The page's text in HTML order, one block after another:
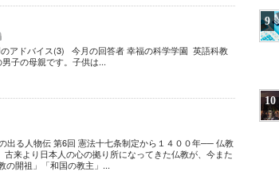
アドバイス(3) 今月の回答者 幸福の科学学園 英語科教
子の母親です。子供は...
出る人物伝 第6回 憲法十七条制定から１４００年── 仏教
来より日本人の心の拠り所になってきた仏教が、今また
の開祖」「和国の教主」...
9
10